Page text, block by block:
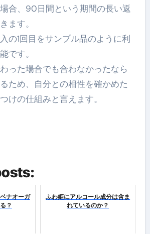
合、90日間という期間の長い返
ます。
の1回目をサンプル品のように利
です。
った場合でも合わなかったなら
ため、自分との相性を確かめた
けの仕組みと言えます。
ナオーガ
？
ふわ姫にアルコール成分は含ま
れているのか？